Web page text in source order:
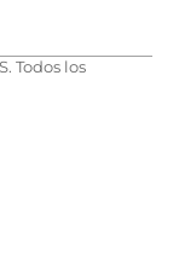
Todos los